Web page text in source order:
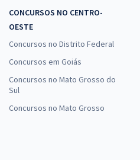
CONCURSOS NO CENTRO-
OESTE
Concursos no Distrito Federal
Concursos em Goiás
Concursos no Mato Grosso do
Sul
Concursos no Mato Grosso